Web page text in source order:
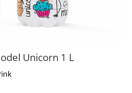
Unicorn 1 L